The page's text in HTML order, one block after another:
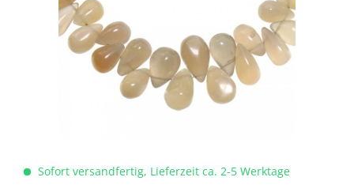
Sofort versandfertig, Lieferzeit ca. 2-5 Werktage